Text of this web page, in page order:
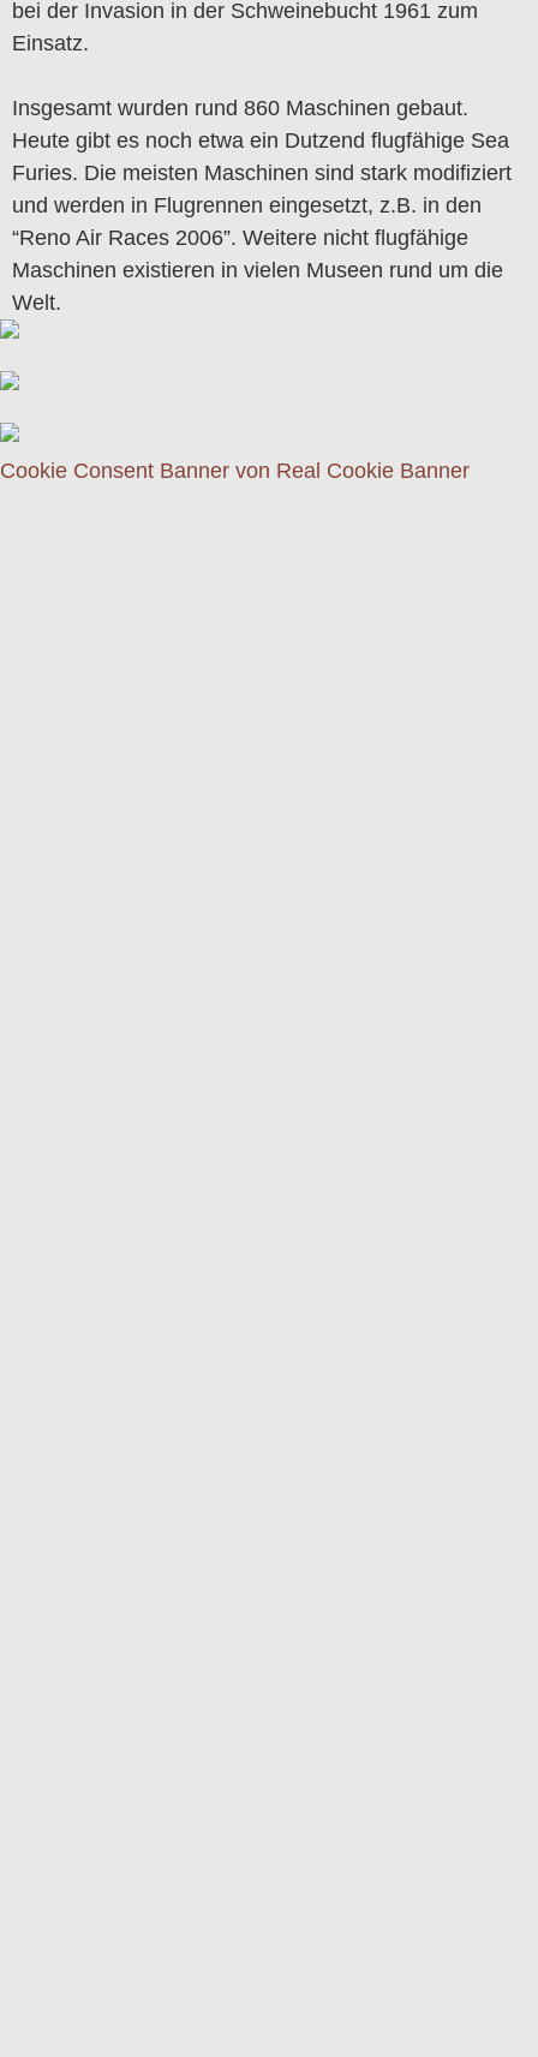
bei der Invasion in der Schweinebucht 1961 zum
Einsatz.
Insgesamt wurden rund 860 Maschinen gebaut.
Heute gibt es noch etwa ein Dutzend flugfähige Sea
Furies. Die meisten Maschinen sind stark modifiziert
und werden in Flugrennen eingesetzt, z.B. in den
“Reno Air Races 2006”. Weitere nicht flugfähige
Maschinen existieren in vielen Museen rund um die
Welt.
Cookie Consent Banner von Real Cookie Banner